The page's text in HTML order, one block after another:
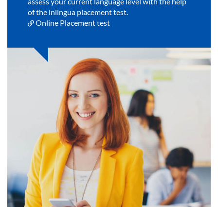
of the inlingua placement test.
Online Placement test